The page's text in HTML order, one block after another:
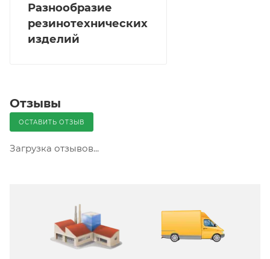
Разнообразие
резинотехнических
изделий
Отзывы
ОСТАВИТЬ ОТЗЫВ
Загрузка отзывов...